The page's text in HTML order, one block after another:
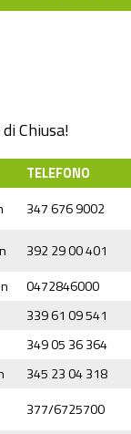
Chiusa!
TELEFONO
347 676 9002
392 29 00 401
0472846000
339 61 09 541
349 05 36 364
345 23 04 318
377/6725700